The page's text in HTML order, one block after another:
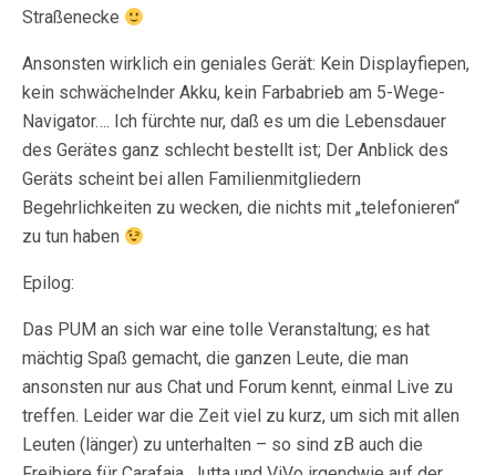
Straßenecke
Ansonsten wirklich ein geniales Gerät: Kein Displayfiepen,
kein schwächelnder Akku, kein Farbabrieb am 5-Wege-
Navigator…. Ich fürchte nur, daß es um die Lebensdauer
des Gerätes ganz schlecht bestellt ist; Der Anblick des
Geräts scheint bei allen Familienmitgliedern
Begehrlichkeiten zu wecken, die nichts mit „telefonieren“
zu tun haben
Epilog:
Das PUM an sich war eine tolle Veranstaltung; es hat
mächtig Spaß gemacht, die ganzen Leute, die man
ansonsten nur aus Chat und Forum kennt, einmal Live zu
treffen. Leider war die Zeit viel zu kurz, um sich mit allen
Leuten (länger) zu unterhalten – so sind zB auch die